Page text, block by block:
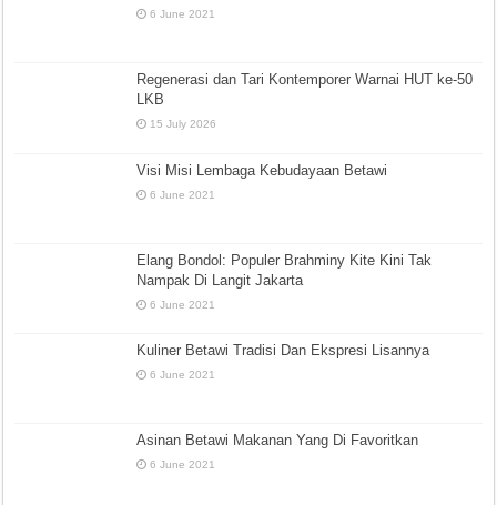
6 June 2021
Regenerasi dan Tari Kontemporer Warnai HUT ke-50
LKB
15 July 2026
Visi Misi Lembaga Kebudayaan Betawi
6 June 2021
Elang Bondol: Populer Brahminy Kite Kini Tak
Nampak Di Langit Jakarta
6 June 2021
Kuliner Betawi Tradisi Dan Ekspresi Lisannya
6 June 2021
Asinan Betawi Makanan Yang Di Favoritkan
6 June 2021